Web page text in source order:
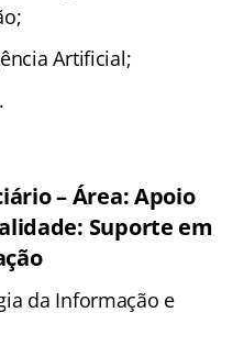
Artificial;
– Área: Apoio
Suporte em
da Informação e